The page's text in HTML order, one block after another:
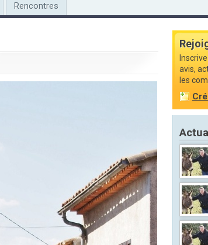
Rencontres
avis,
les